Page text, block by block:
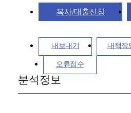
복사/대출신청
내보내기 내책장
오류접수
분석정보